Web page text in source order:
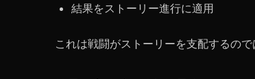
結果をストーリー進行に適用
これは戦闘がストーリーを支配するの